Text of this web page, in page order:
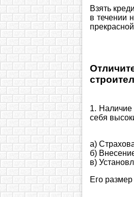
Взять
в течении
1. Наличие
себя
а)
б)
в)
Его